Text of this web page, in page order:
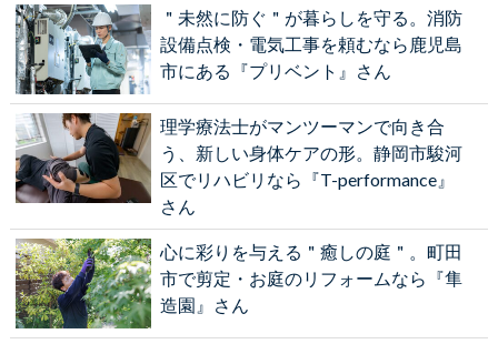
＂未然に防ぐ＂が暮らしを守る。消防
設備点検・電気工事を頼むなら鹿児島
市にある『プリベント』さん
理学療法士がマンツーマンで向き合
う、新しい身体ケアの形。静岡市駿河
区でリハビリなら『T-performance』
さん
心に彩りを与える＂癒しの庭＂。町田
市で剪定・お庭のリフォームなら『隼
造園』さん